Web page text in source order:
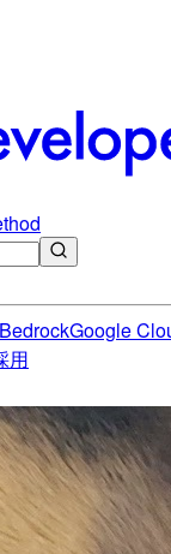
BedrockGoogle
用